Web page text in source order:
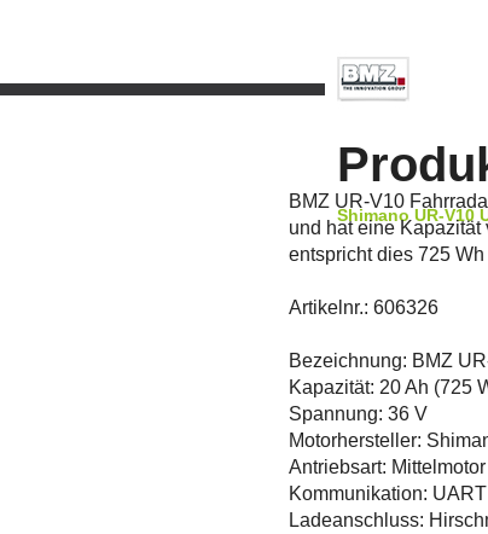
Shimano UR-V10
BMZ UR-V10
und hat eine
entspricht dies 725
Artikelnr.: 606326
Bezeichnung: BMZ
Kapazität: 20 Ah (725
Spannung: 36 V
Motorhersteller:
Antriebsart: Mittelmotor
Kommunikation: UART
Ladeanschluss: